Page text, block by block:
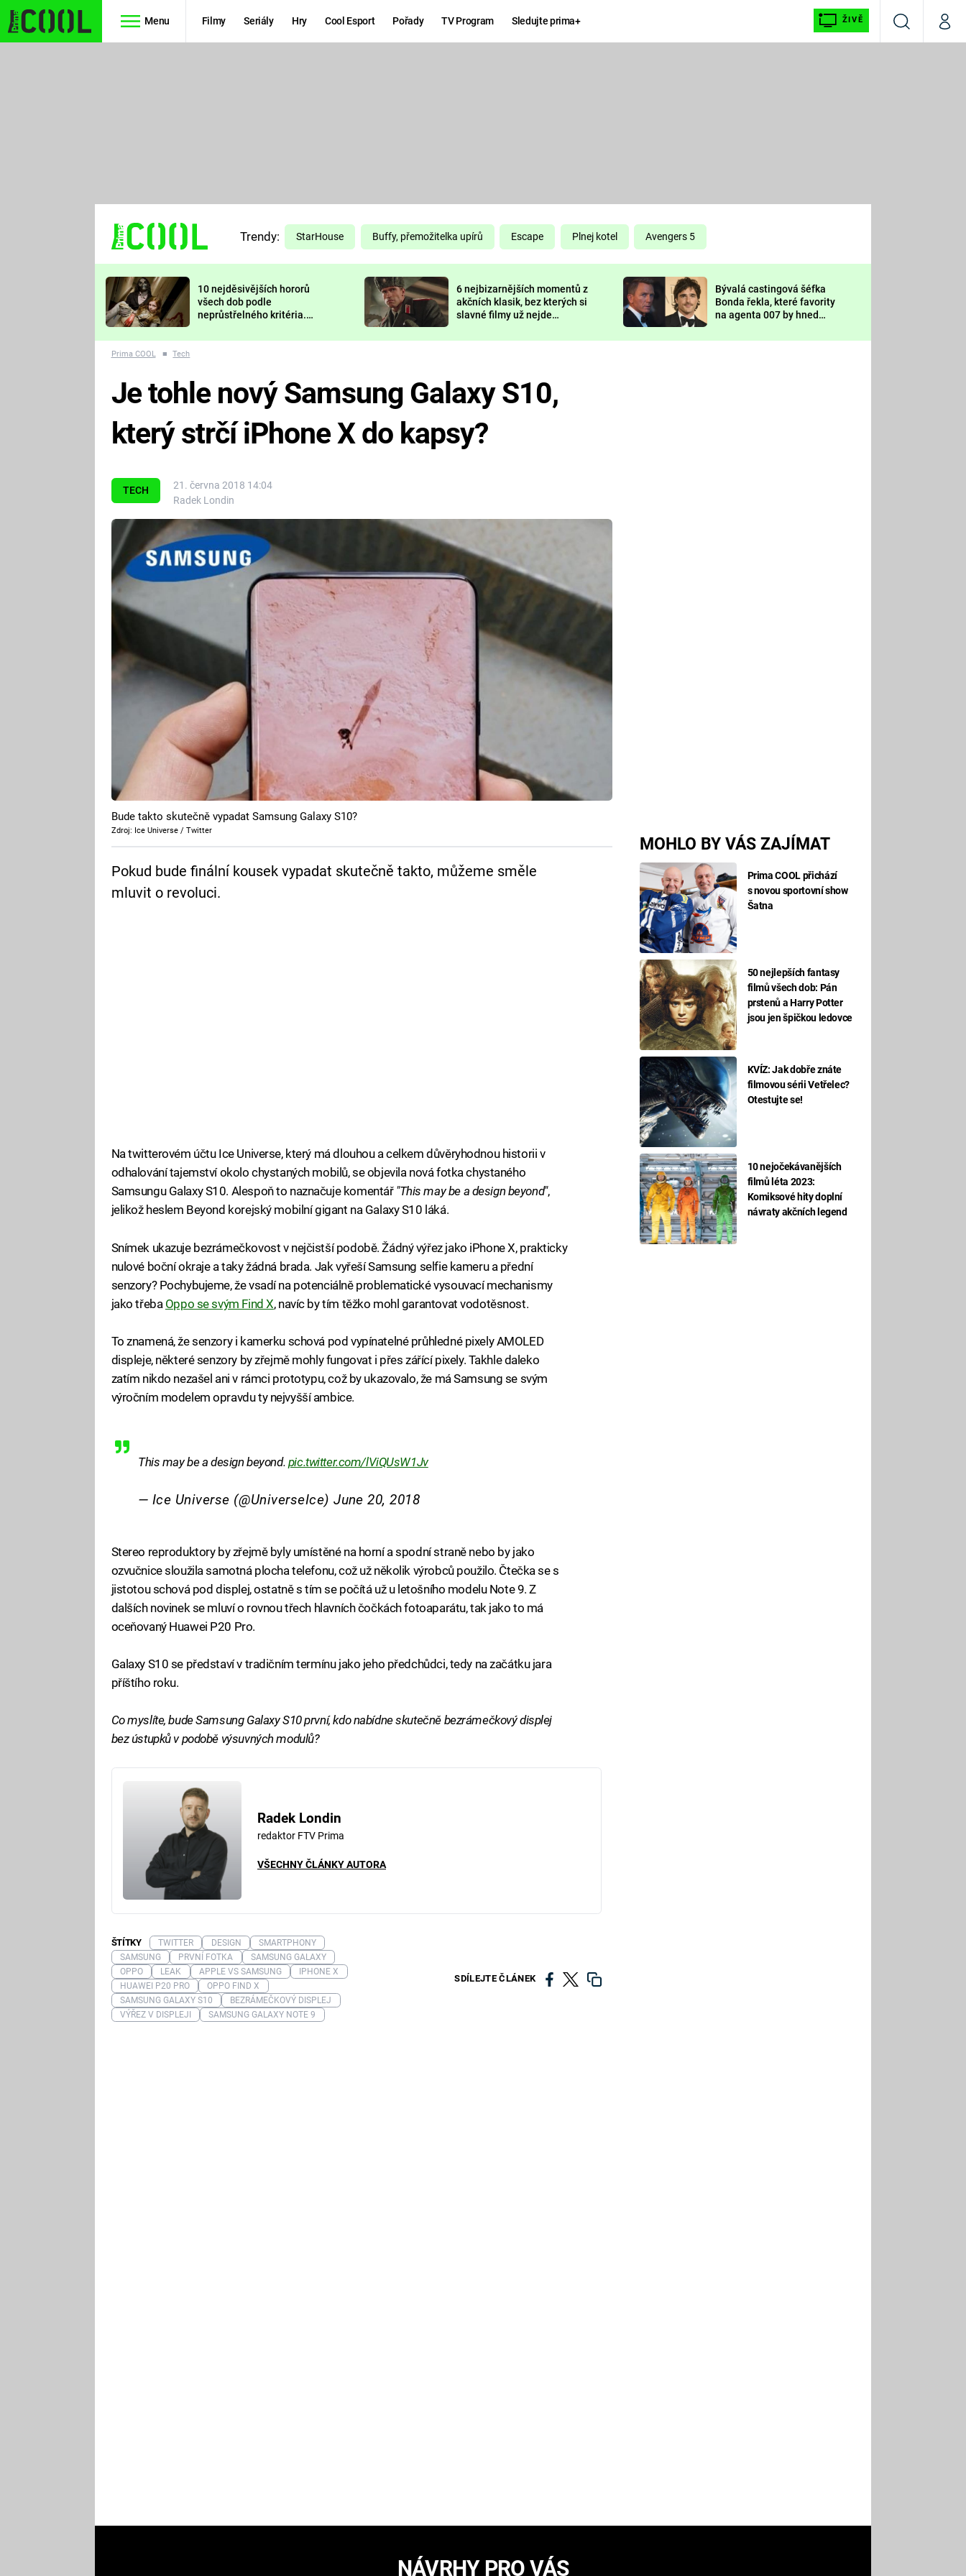
Menu Filmy Seriály Hry Cool Esport Pořady TV Program Sledujte prima+ ŽIVĚ
VyhledáváníMůj
TŘESKU
FUTURAMA
PREDÁTOR
DELIVERANCE
KOMEDIE
CHUCK
NORRIS
DEADPOOL
Prima LAJK
Sledujte nás
Trendy: StarHouse Buffy, přemožitelka upírů Escape Plnej kotel Avengers 5
10 nejděsivějších hororů
všech dob podle
neprůstřelného kritéria.
nejvíc zvednou tep?
6 nejbizarnějších momentů z
akčních klasik, bez kterých si
slavné filmy už nejde
Bývalá castingová šéfka
Bonda řekla, které favority
na agenta 007 by hned
Prima COOL ■ Tech
TECH
21. června 2018 14:04
Radek Londin
MOHLO BY VÁS ZAJÍMAT
Prima COOL přichází
s novou sportovní show
Šatna
50 nejlepších fantasy
filmů všech dob: Pán
prstenů a Harry Potter
jsou jen špičkou ledovce
KVÍZ: Jak dobře znáte
filmovou sérii Vetřelec?
Otestujte se!
10 nejočekávanějších
filmů léta 2023:
Komiksové hity doplní
návraty akčních legend
Je tohle nový Samsung Galaxy S10,
který strčí iPhone X do kapsy?
Bude takto skutečně vypadat Samsung Galaxy S10?
Zdroj: Ice Universe / Twitter
Pokud bude finální kousek vypadat skutečně takto, můžeme směle
mluvit o revoluci.
Na twitterovém účtu Ice Universe, který má dlouhou a celkem důvěryhodnou historii v
odhalování tajemství okolo chystaných mobilů, se objevila nová fotka chystaného
Samsungu Galaxy S10. Alespoň to naznačuje komentář "This may be a design beyond",
jelikož heslem Beyond korejský mobilní gigant na Galaxy S10 láká.
Snímek ukazuje bezrámečkovost v nejčistší podobě. Žádný výřez jako iPhone X, prakticky
nulové boční okraje a taky žádná brada. Jak vyřeší Samsung selfie kameru a přední
senzory? Pochybujeme, že vsadí na potenciálně problematické vysouvací mechanismy
jako třeba Oppo se svým Find X, navíc by tím těžko mohl garantovat vodotěsnost.
To znamená, že senzory i kamerku schová pod vypínatelné průhledné pixely AMOLED
displeje, některé senzory by zřejmě mohly fungovat i přes zářící pixely. Takhle daleko
zatím nikdo nezašel ani v rámci prototypu, což by ukazovalo, že má Samsung se svým
výročním modelem opravdu ty nejvyšší ambice.
This may be a design beyond. pic.twitter.com/lViQUsW1Jv
— Ice Universe (@UniverseIce)June 20, 2018
Stereo reproduktory by zřejmě byly umístěné na horní a spodní straně nebo by jako
ozvučnice sloužila samotná plocha telefonu, což už několik výrobců použilo. Čtečka se s
jistotou schová pod displej, ostatně s tím se počítá už u letošního modelu Note 9. Z
dalších novinek se mluví o rovnou třech hlavních čočkách fotoaparátu, tak jako to má
oceňovaný Huawei P20 Pro.
Galaxy S10 se představí v tradičním termínu jako jeho předchůdci, tedy na začátku jara
příštího roku.
Co myslíte, bude Samsung Galaxy S10 první, kdo nabídne skutečně bezrámečkový displej
bez ústupků v podobě výsuvných modulů?
Radek Londin
redaktor FTV Prima
VŠECHNY ČLÁNKY AUTORA
SDÍLEJTE ČLÁNEK
ŠTÍTKY TWITTER DESIGN
SMARTPHONY
SAMSUNG
PRVNÍ FOTKA
SAMSUNG GALAXY
OPPO
LEAK APPLE VS SAMSUNG
IPHONE X
HUAWEI P20 PRO
OPPO FIND X
SAMSUNG GALAXY S10
BEZRÁMEČKOVÝ DISPLEJ
VÝŘEZ V DISPLEJI
SAMSUNG GALAXY NOTE 9
NÁVRHY PRO VÁS